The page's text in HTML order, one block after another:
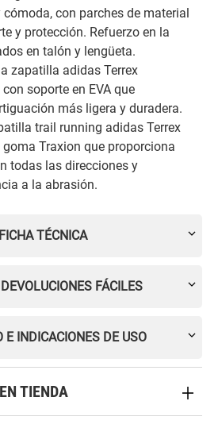
con parches de material
y protección. Refuerzo en la
en talón y lengüeta.
zapatilla adidas Terrex
soporte en EVA que
más ligera y duradera.
trail running adidas Terrex
Traxion que proporciona
todas las direcciones y
a la abrasión.
FICHA TÉCNICA
FÁCILES
E INDICACIONES DE USO
TIENDA